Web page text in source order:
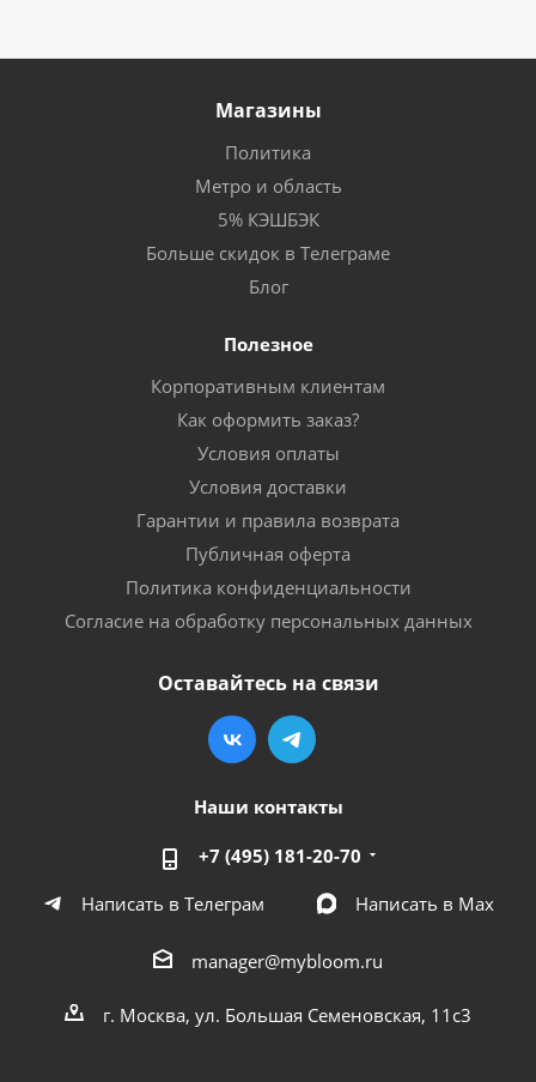
Магазины
Политика
Метро и область
5% КЭШБЭК
Больше скидок в Телеграме
Блог
Полезное
Корпоративным клиентам
Как оформить заказ?
Условия оплаты
Условия доставки
Гарантии и правила возврата
Публичная оферта
Политика конфиденциальности
Согласие на обработку персональных данных
Оставайтесь на связи
Наши контакты
+7 (495) 181-20-70
Написать в Телеграм
Написать в Мах
manager@mybloom.ru
г. Москва, ул. Большая Семеновская, 11с3